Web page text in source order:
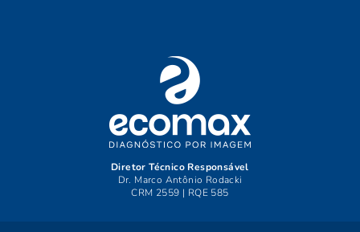
Diretor Técnico Responsável
Dr. Marco Antônio Rodacki
CRM 2559 | RQE 585